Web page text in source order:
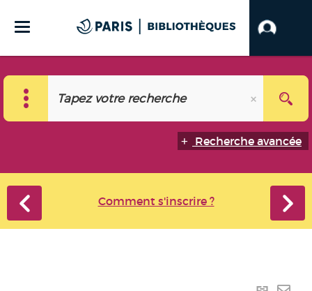
Recherche avancée
Comment s'inscrire ?
Lien